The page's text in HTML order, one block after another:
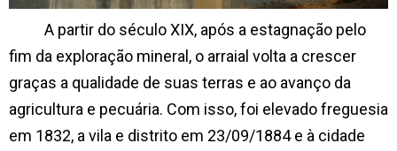
A partir do século XIX, após a estagnação pelo
fim da exploração mineral, o arraial volta a crescer
graças a qualidade de suas terras e ao avanço da
agricultura e pecuária. Com isso, foi elevado freguesia
em 1832, a vila e distrito em 23/09/1884 e à cidade